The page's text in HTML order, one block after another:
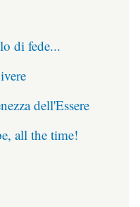
di fede...
dell'Essere
all the time!